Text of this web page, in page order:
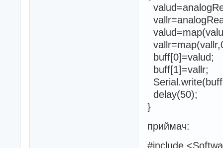
buff[0]=valud;
buff[1]=vallr;
delay(50);
}
приймач:
#include